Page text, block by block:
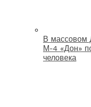
В массовом
М-4 «Дон»
человека